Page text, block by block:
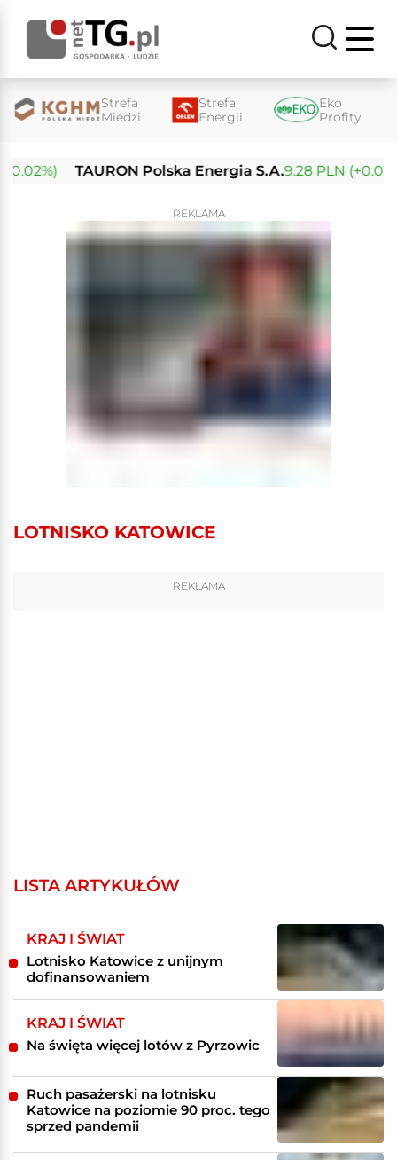
Strefa
Miedzi
Strefa
Energii
Eko
Profity
TAURON Polska Energia S.A.9.28 PLN (+0.01%)
REKLAMA
LOTNISKO KATOWICE
REKLAMA
LISTA ARTYKUŁÓW
KRAJ I ŚWIAT
Lotnisko Katowice z unijnym
dofinansowaniem
KRAJ I ŚWIAT
Na święta więcej lotów z Pyrzowic
Ruch pasażerski na lotnisku
Katowice na poziomie 90 proc. tego
sprzed pandemii